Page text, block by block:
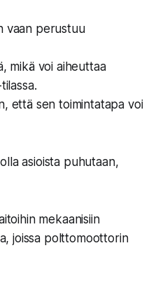
vaan perustuu
mikä voi aiheuttaa
että sen toimintatapa voi
asioista puhutaan,
mekaanisiin
joissa polttomoottorin